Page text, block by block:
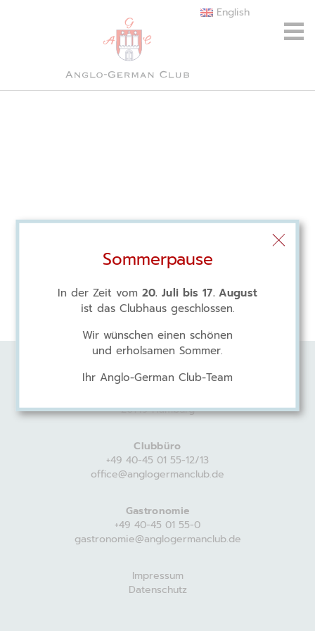
English
Anglo-German Club
20149 Hamburg
Clubbüro
+49 40-45 01 55-12/13
office@anglogermanclub.de
Gastronomie
+49 40-45 01 55-0
gastronomie@anglogermanclub.de
Impressum
Datenschutz
Sommerpause
In der Zeit vom 20. Juli bis 17. August
ist das Clubhaus geschlossen.
Wir wünschen einen schönen
und erholsamen Sommer.
Ihr Anglo-German Club-Team